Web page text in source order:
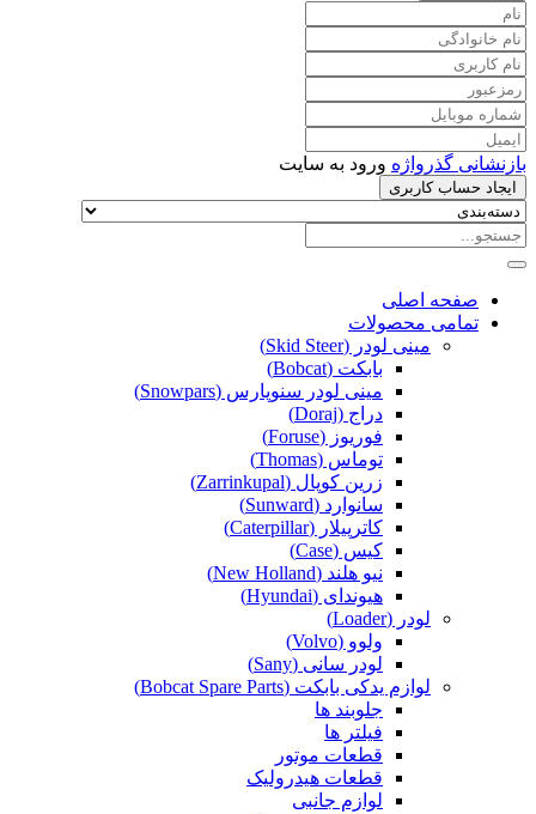
بازنشانی گذرواژه ورود به سایت
ایجاد حساب کاربری
صفحه اصلی
تمامی محصولات
مینی لودر (Skid Steer)
بابکت (Bobcat)
مینی لودر سنوپارس (Snowpars)
دراج (Doraj)
فوریوز (Foruse)
توماس (Thomas)
زرین کوپال (Zarrinkupal)
سانوارد (Sunward)
کاترپیلار (Caterpillar)
کیس (Case)
نیو هلند (New Holland)
هیوندای (Hyundai)
لودر (Loader)
ولوو (Volvo)
لودر سانی (Sany)
لوازم یدکی بابکت (Bobcat Spare Parts)
جلوبند ها
فیلتر ها
قطعات موتور
قطعات هیدرولیک
لوازم جانبی